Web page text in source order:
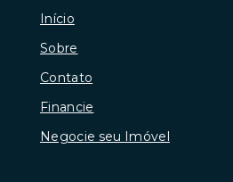
Início
Sobre
Contato
Financie
Negocie seu Imóvel